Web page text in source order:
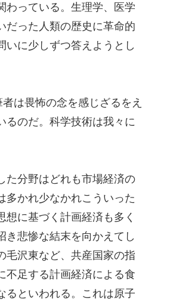
わっている。生理学、医学
だった人類の歴史に革命的
いに少しずつ答えようとし
は畏怖の念を感じざるをえ
るのだ。科学技術は我々に
た分野はどれも市場経済の
多かれ少なかれこういった
に基づく計画経済も多く
き悲惨な結末を向かえてし
毛沢東など、共産国家の指
不足する計画経済による食
るといわれる。これは原子